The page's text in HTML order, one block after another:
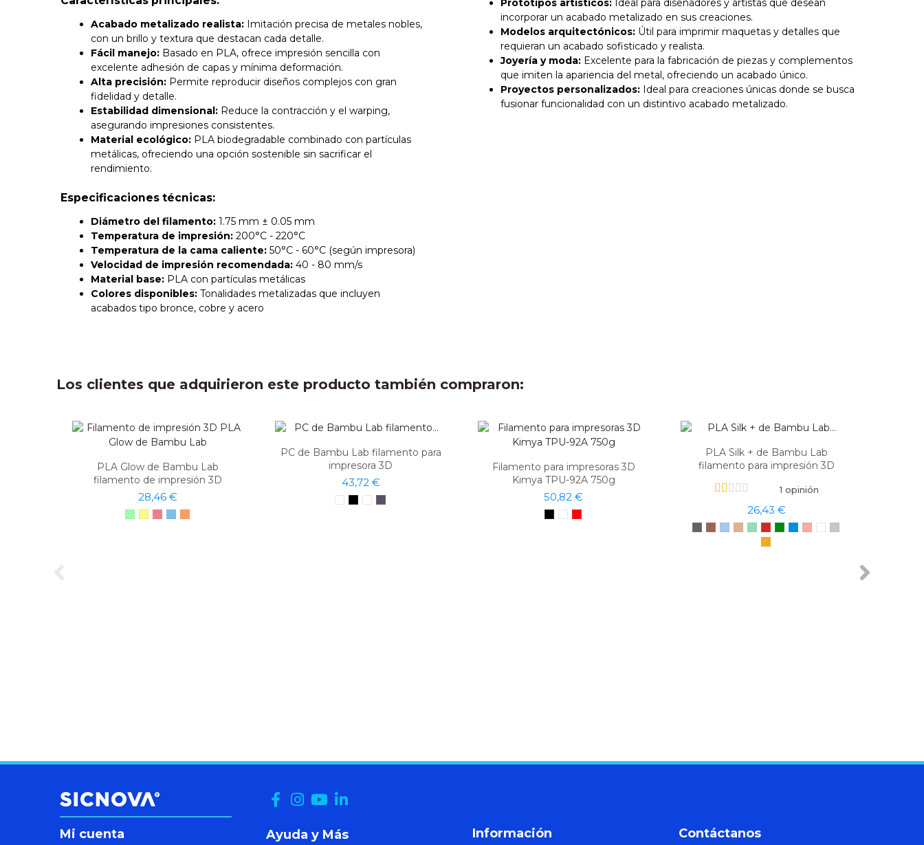
Acabado metalizado realista: Imitación precisa de metales nobles,
con un brillo y textura que destacan cada detalle.
Fácil manejo: Basado en PLA, ofrece impresión sencilla con
excelente adhesión de capas y mínima deformación.
Alta precisión: Permite reproducir diseños complejos con gran
fidelidad y detalle.
Estabilidad dimensional: Reduce la contracción y el warping,
asegurando impresiones consistentes.
Material ecológico: PLA biodegradable combinado con partículas
metálicas, ofreciendo una opción sostenible sin sacrificar el
rendimiento.
Especificaciones técnicas:
Diámetro del filamento: 1.75 mm ± 0.05 mm
Temperatura de impresión: 200°C - 220°C
Temperatura de la cama caliente: 50°C - 60°C (según impresora)
Velocidad de impresión recomendada: 40 - 80 mm/s
Material base: PLA con partículas metálicas
Colores disponibles: Tonalidades metalizadas que incluyen
acabados tipo bronce, cobre y acero
Prototipos artísticos:Ideal para diseñadores y artistas que desean
incorporar un acabado metalizado en sus creaciones.
Modelos arquitectónicos:Útil para imprimir maquetas y detalles que
requieran un acabado sofisticado y realista.
Joyería y moda:Excelente para la fabricación de piezas y complementos
que imiten la apariencia del metal, ofreciendo un acabado único.
Proyectos personalizados:Ideal para creaciones únicas donde se busca
fusionar funcionalidad con un distintivo acabado metalizado.
Los clientes que adquirieron este producto también compraron:
PLA Glow de Bambu Lab
filamento de impresión 3D
28,46 €
PC de Bambu Lab filamento para
impresora 3D
43,72 €
Filamento para impresoras 3D
Kimya TPU-92A 750g
50,82 €
PLA Silk + de Bambu Lab
filamento para impresión 3D
1 opinión
26,43 €
Mi cuenta Ayuda y Más Información Contáctanos